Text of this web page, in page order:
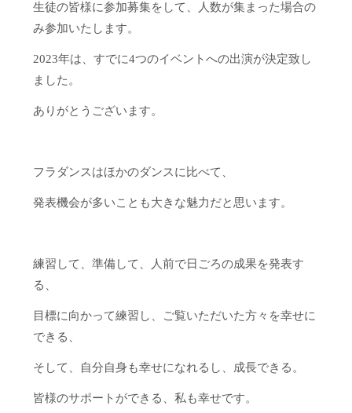
生徒の皆様に参加募集をして、人数が集まった場合の
み参加いたします。
2023年は、すでに4つのイベントへの出演が決定致し
ました。
ありがとうございます。
フラダンスはほかのダンスに比べて、
発表機会が多いことも大きな魅力だと思います。
練習して、準備して、人前で日ごろの成果を発表す
る、
目標に向かって練習し、ご覧いただいた方々を幸せに
できる、
そして、自分自身も幸せになれるし、成長できる。
皆様のサポートができる、私も幸せです。